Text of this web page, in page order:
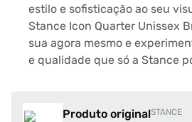
estilo e sofisticação ao seu
Stance Icon Quarter Unissex
sua agora mesmo e
e qualidade que só a Stance
Produto originalSTANCE